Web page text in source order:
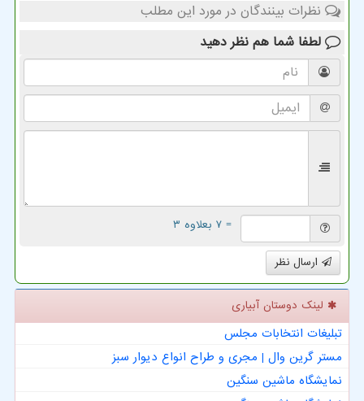
نظرات بینندگان در مورد این مطلب
لطفا شما هم نظر دهید
= ۷ بعلاوه ۳
ارسال نظر
لینک دوستان آبیاری
تبلیغات انتخابات مجلس
مستر گرین وال | مجری و طراح انواع دیوار سبز
نمایشگاه ماشین سنگین